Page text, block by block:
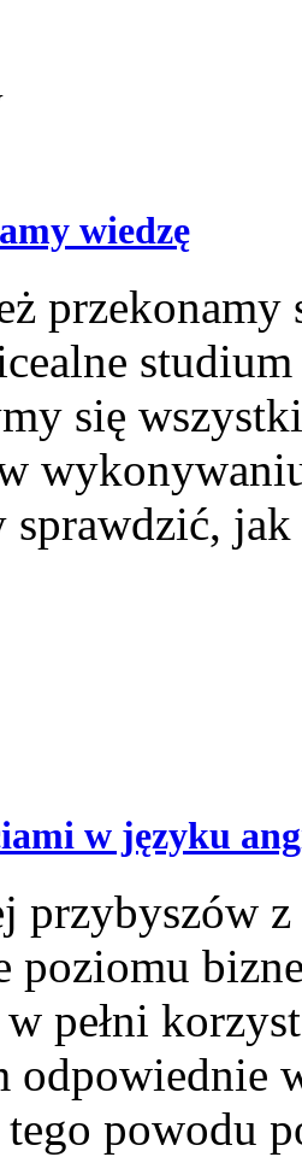
wiedzę
się
w języku
przybyszów
poziomu
w pełni
odpowiednie
powodu